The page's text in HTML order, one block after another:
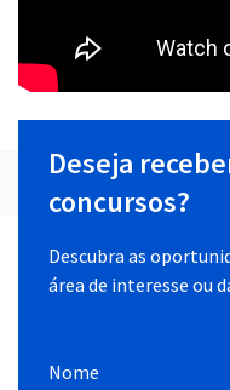
Deseja
concursos?
Descubra as
área de interesse ou
Nome